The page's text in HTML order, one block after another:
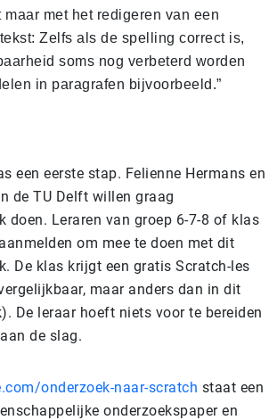
met het redigeren van een
Zelfs als de spelling correct is,
soms nog verbeterd worden
in paragrafen bijvoorbeeld.”
een eerste stap. Felienne Hermans en
de TU Delft willen graag
doen. Leraren van groep 6-7-8 of klas
om mee te doen met dit
De klas krijgt een gratis Scratch-les
maar anders dan in dit
De leraar hoeft niets voor te bereiden
de slag.
onderzoek-naar-scratch staat een
onderzoekspaper en